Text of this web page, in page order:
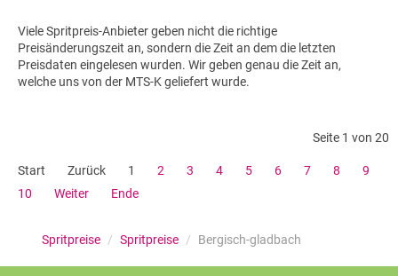
Viele Spritpreis-Anbieter geben nicht die richtige
Preisänderungszeit an, sondern die Zeit an dem die letzten
Preisdaten eingelesen wurden. Wir geben genau die Zeit an,
welche uns von der MTS-K geliefert wurde.
Seite 1 von 20
Start Zurück 1 2 3 4 5 6 7 8
9
10
Weiter Ende
Spritpreise / Spritpreise / Bergisch-gladbach